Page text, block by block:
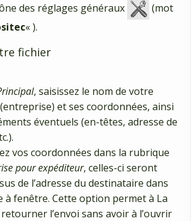
des réglages généraux
(mot
« ).
fichier
, saisissez le nom de votre
et ses coordonnées, ainsi
éventuels (en-têtes, adresse de
vos coordonnées dans la rubrique
pour expéditeur, celles-ci seront
de l’adresse du destinataire dans
à fenêtre. Cette option permet à La
l’envoi sans avoir à l’ouvrir